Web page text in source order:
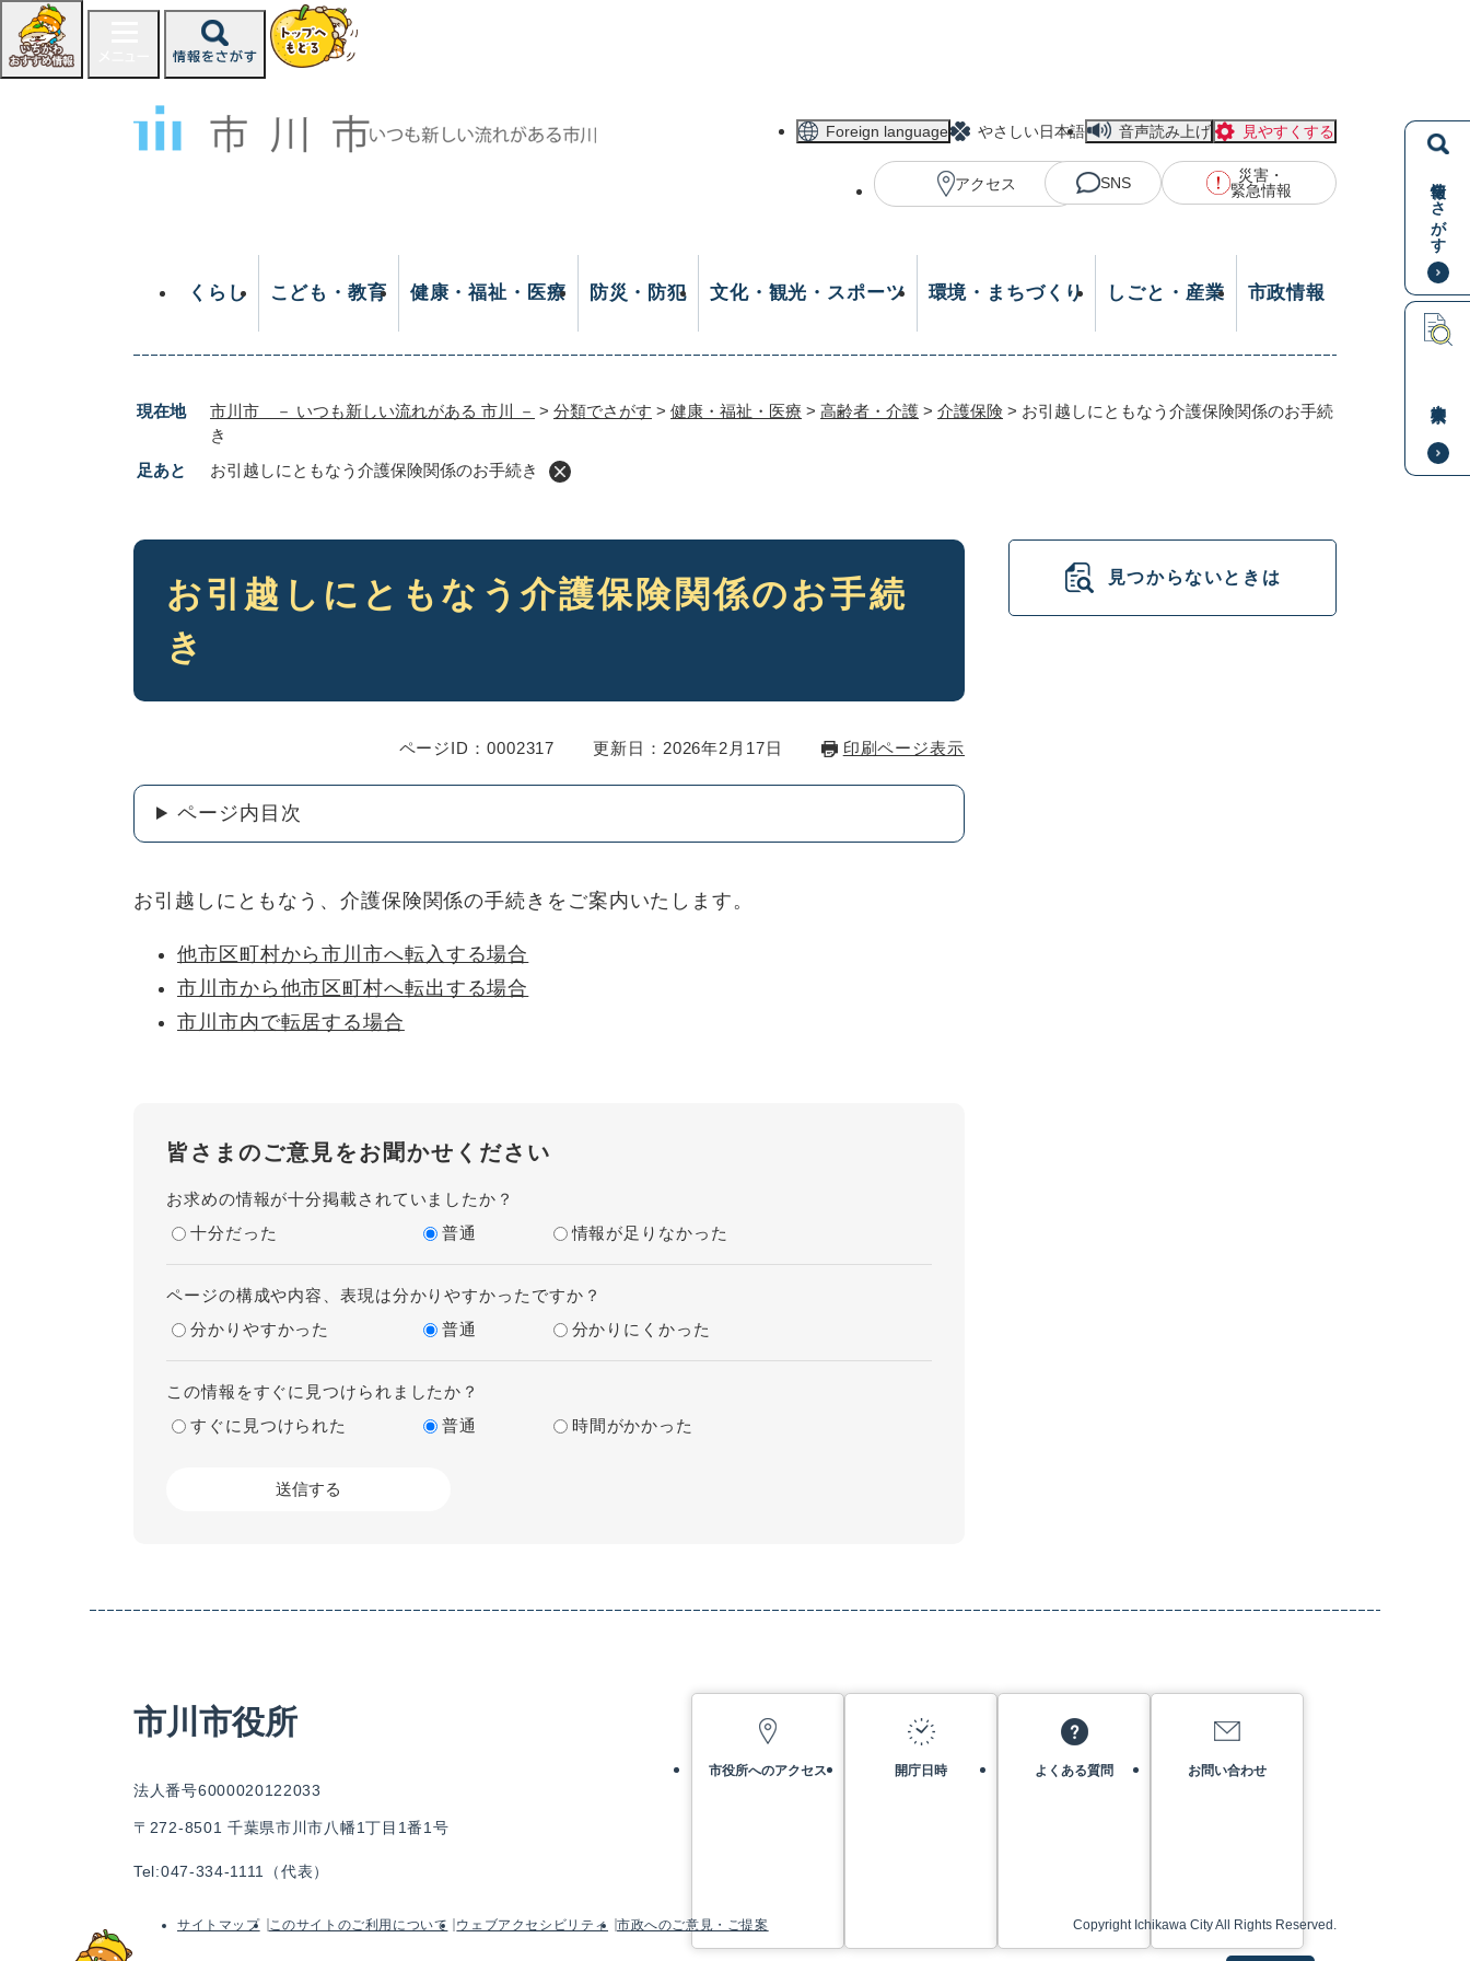
ジ
情報をさがす
Foreign language やさしい日本語 音声読み上げ 見やすくする
アクセス SNS
災害・
緊急情報
くらし こども・教育 健康・福祉・医療 防災・防犯 文化・観光・スポーツ 環境・まちづくり しごと・産業 市政情報
現在地 市川市 － いつも新しい流れがある 市川 － > 分類でさがす > 健康・福祉・医療 > 高齢者・介護 > 介護保険 > お引越しにともなう介護保険関係のお手続
き
足あと
お引越しにともなう介護保険関係のお手続き
本
お引越しにともなう介護保険関係のお手続
き
ページID：0002317 更新日：2026年2月17日 印刷ページ表示
ページ内目次
お引越しにともなう、介護保険関係の手続きをご案内いたします。
他市区町村から市川市へ転入する場合
市川市から他市区町村へ転出する場合
市川市内で転居する場合
皆さまのご意見をお聞かせください
お求めの情報が十分掲載されていましたか？
十分だった
普通 情報が足りなかった
ページの構成や内容、表現は分かりやすかったですか？
分かりやすかった
普通 分かりにくかった
この情報をすぐに見つけられましたか？
すぐに見つけられた
普通 時間がかかった
見つからないときは
市川市役所
法人番号6000020122033
〒272-8501 千葉県市川市八幡1丁目1番1号
Tel:047-334-1111（代表）
市役所へのアクセス 開庁日時 よくある質問 お問い合わせ
サイトマップ このサイトのご利用について ウェブアクセシビリティ 市政へのご意見・ご提案 Copyright Ichikawa City All Rights Reserved.